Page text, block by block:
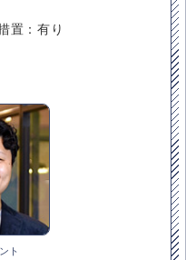
置：有り
ト